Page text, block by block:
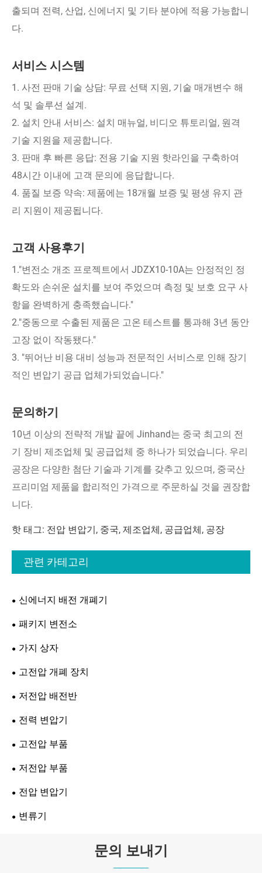
출되며 전력, 산업, 신에너지 및 기타 분야에 적용 가능합니
다.
서비스 시스템
1. 사전 판매 기술 상담: 무료 선택 지원, 기술 매개변수 해
석 및 솔루션 설계.
2. 설치 안내 서비스: 설치 매뉴얼, 비디오 튜토리얼, 원격
기술 지원을 제공합니다.
3. 판매 후 빠른 응답: 전용 기술 지원 핫라인을 구축하여
48시간 이내에 고객 문의에 응답합니다.
4. 품질 보증 약속: 제품에는 18개월 보증 및 평생 유지 관
리 지원이 제공됩니다.
고객 사용후기
1."변전소 개조 프로젝트에서 JDZX10-10A는 안정적인 정
확도와 손쉬운 설치를 보여 주었으며 측정 및 보호 요구 사
항을 완벽하게 충족했습니다."
2."중동으로 수출된 제품은 고온 테스트를 통과해 3년 동안
고장 없이 작동됐다."
3. "뛰어난 비용 대비 성능과 전문적인 서비스로 인해 장기
적인 변압기 공급 업체가되었습니다."
문의하기
10년 이상의 전략적 개발 끝에 Jinhand는 중국 최고의 전
기 장비 제조업체 및 공급업체 중 하나가 되었습니다. 우리
공장은 다양한 첨단 기술과 기계를 갖추고 있으며, 중국산
프리미엄 제품을 합리적인 가격으로 주문하실 것을 권장합
니다.
핫 태그: 전압 변압기, 중국, 제조업체, 공급업체, 공장
관련 카테고리
신에너지 배전 개폐기
패키지 변전소
가지 상자
고전압 개폐 장치
저전압 배전반
전력 변압기
고전압 부품
저전압 부품
전압 변압기
변류기
문의 보내기